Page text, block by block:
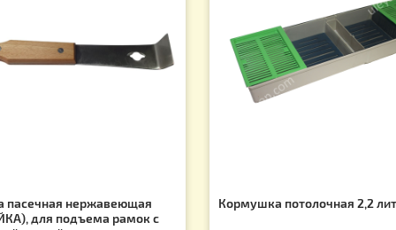
Сопутствующие товары
f